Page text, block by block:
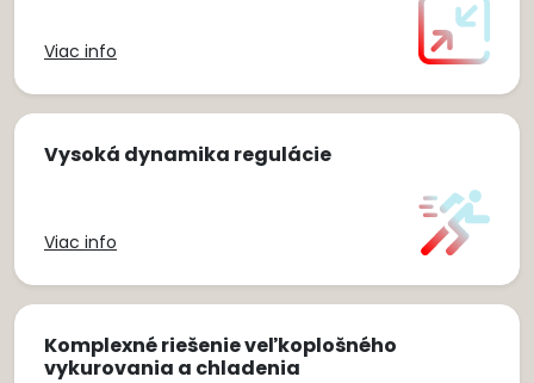
Viac info
Vysoká dynamika regulácie
Viac info
Komplexné riešenie veľkoplošného
vykurovania a chladenia